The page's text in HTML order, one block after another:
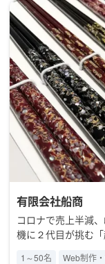
有限会社船商
コロナで売上半減
機に２代目が挑む「
1～50名 Web制作